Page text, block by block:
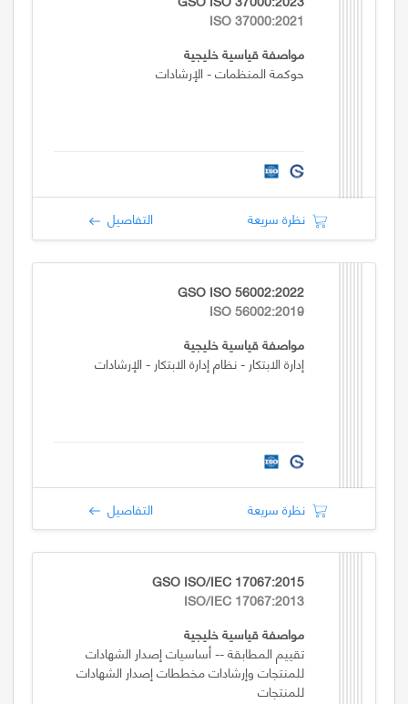
ISO 37000:2021
مواصفة قياسية خليجية
حوكمة المنظمات - الإرشادات
نظرة سريعة التفاصيل
GSO ISO 56002:2022
ISO 56002:2019
مواصفة قياسية خليجية
إدارة الابتكار - نظام إدارة الابتكار - الإرشادات
نظرة سريعة التفاصيل
GSO ISO/IEC 17067:2015
ISO/IEC 17067:2013
مواصفة قياسية خليجية
تقييم المطابقة -- أساسيات إصدار الشهادات
للمنتجات وإرشادات مخططات إصدار الشهادات
للمنتجات